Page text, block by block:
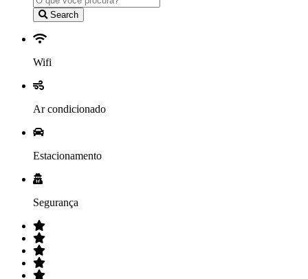
Search
Wifi
Ar condicionado
Estacionamento
Segurança